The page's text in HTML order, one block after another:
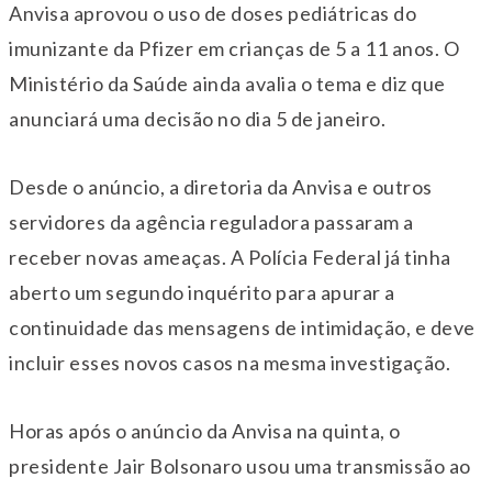
Anvisa aprovou o uso de doses pediátricas do
imunizante da Pfizer em crianças de 5 a 11 anos. O
Ministério da Saúde ainda avalia o tema e diz que
anunciará uma decisão no dia 5 de janeiro.
Desde o anúncio, a diretoria da Anvisa e outros
servidores da agência reguladora passaram a
receber novas ameaças. A Polícia Federal já tinha
aberto um segundo inquérito para apurar a
continuidade das mensagens de intimidação, e deve
incluir esses novos casos na mesma investigação.
Horas após o anúncio da Anvisa na quinta, o
presidente Jair Bolsonaro usou uma transmissão ao